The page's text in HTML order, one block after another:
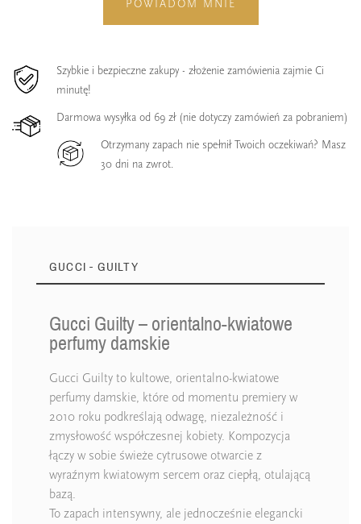
POWIADOM MNIE
Szybkie i bezpieczne zakupy - złożenie zamówienia zajmie Ci
minutę!
Darmowa wysyłka od 69 zł (nie dotyczy zamówień za pobraniem)
Otrzymany zapach nie spełnił Twoich oczekiwań? Masz
30 dni na zwrot.
GUCCI - GUILTY
Gucci Guilty – orientalno-kwiatowe
perfumy damskie
Gucci Guilty to kultowe, orientalno-kwiatowe
perfumy damskie, które od momentu premiery w
2010 roku podkreślają odwagę, niezależność i
zmysłowość współczesnej kobiety. Kompozycja
łączy w sobie świeże cytrusowe otwarcie z
wyraźnym kwiatowym sercem oraz ciepłą, otulającą
bazą.
To zapach intensywny, ale jednocześnie elegancki